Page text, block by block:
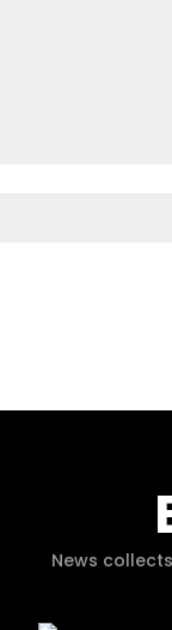
News